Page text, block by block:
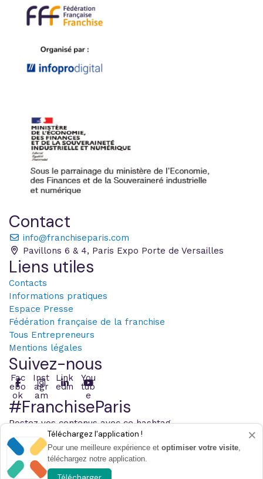
Contact
info@franchiseparis.com
Pavillons 6 & 4, Paris Expo Porte de Versailles
Liens utiles
Contacts
Informations pratiques
Espace Presse
Fédération française de la franchise
Tous Entrepreneurs
Mentions légales
Suivez-nous
Fac
ebo
ok
Inst
agr
am
Link
edin
You
tub
e
#FranchiseParis
Postez vos contenus avec ce hashtag
© 2026 Infopro Digital - Tous les droits sont réservés
Paramétrer les cookies
×
Téléchargez l'application !
Pour une meilleure expérience et optimiser votre visite,
téléchargez notre application.